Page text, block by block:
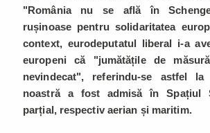
"România nu se află în
rușinoase pentru solidaritatea
context, eurodeputatul liberal i-a
europeni că "jumătățile de
nevindecat", referindu-se astfel
noastră a fost admisă în Spațiul
parțial, respectiv aerian și maritim.